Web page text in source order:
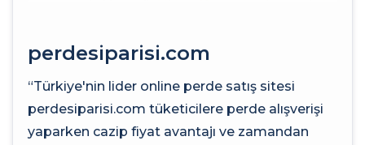
perdesiparisi.com
“Türkiye'nin lider online perde satış sitesi
perdesiparisi.com tüketicilere perde alışverişi
yaparken cazip fiyat avantajı ve zamandan